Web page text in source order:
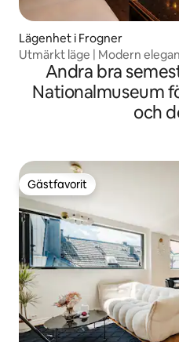
Lägenhet i Frogner
Utmärkt läge | Modern
parkering
Andra bra
Nationalmuseum
och
Gästfavorit
Gästfavorit